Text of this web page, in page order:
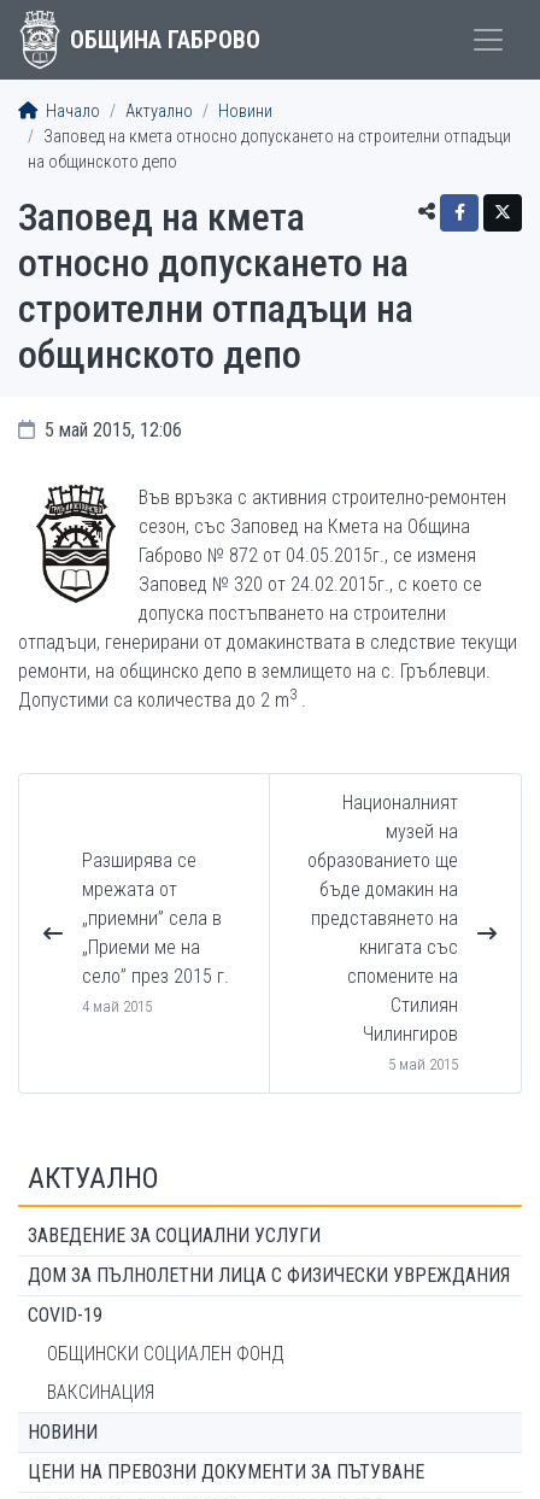
ОБЩИНА ГАБРОВО
Начало Актуално
Новини
Заповед на кмета относно допускането на строителни отпадъци
на общинското депо
Заповед на кмета
относно допускането на
строителни отпадъци на
общинското депо
5 май 2015, 12:06
Във връзка с активния строително-ремонтен
сезон, със Заповед на Кмета на Община
Габрово № 872 от 04.05.2015г., се изменя
Заповед № 320 от 24.02.2015г., с което се
допуска постъпването на строителни
отпадъци, генерирани от домакинствата в следствие текущи
ремонти, на общинско депо в землището на с. Гръблевци.
Допустими са количества до 2 m3 .
Разширява се
мрежата от
„приемни” села в
„Приеми ме на
село” през 2015 г.
4 май 2015
Националният
музей на
образованието ще
бъде домакин на
представянето на
книгата със
спомените на
Стилиян
Чилингиров
5 май 2015
АКТУАЛНО
ЗАВЕДЕНИЕ ЗА СОЦИАЛНИ УСЛУГИ
ДОМ ЗА ПЪЛНОЛЕТНИ ЛИЦА С ФИЗИЧЕСКИ УВРЕЖДАНИЯ
COVID-19
ОБЩИНСКИ СОЦИАЛЕН ФОНД
ВАКСИНАЦИЯ
НОВИНИ
ЦЕНИ НА ПРЕВОЗНИ ДОКУМЕНТИ ЗА ПЪТУВАНЕ